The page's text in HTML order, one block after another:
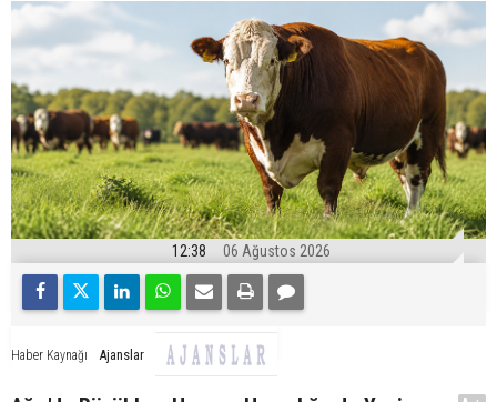
12:38 06 Ağustos 2026
Haber Kaynağı Ajanslar